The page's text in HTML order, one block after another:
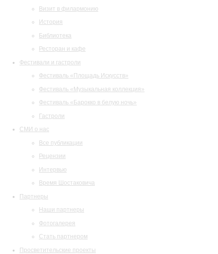
Визит в филармонию
История
Библиотека
Ресторан и кафе
Фестивали и гастроли
Фестиваль «Площадь Искусств»
Фестиваль «Музыкальная коллекция»
Фестиваль «Барокко в белую ночь»
Гастроли
СМИ о нас
Все публикации
Рецензии
Интервью
Время Шостаковича
Партнеры
Наши партнеры
Фотогалерея
Стать партнером
Просветительские проекты